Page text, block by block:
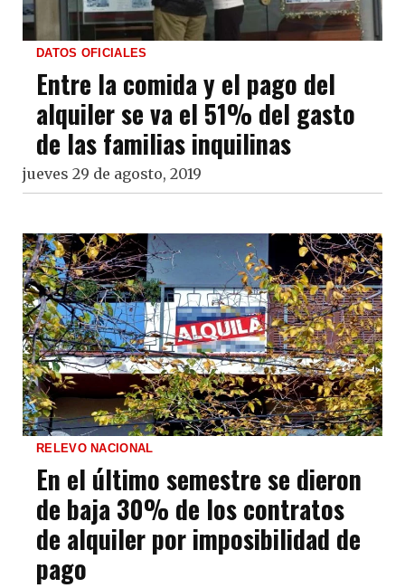
DATOS OFICIALES
Entre la comida y el pago del
alquiler se va el 51% del gasto
de las familias inquilinas
jueves 29 de agosto, 2019
RELEVO NACIONAL
En el último semestre se dieron
de baja 30% de los contratos
de alquiler por imposibilidad de
pago